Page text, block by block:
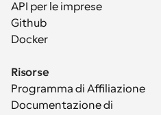
API per le imprese
Github
Docker
Risorse
Programma di Affiliazione
Documentazione di